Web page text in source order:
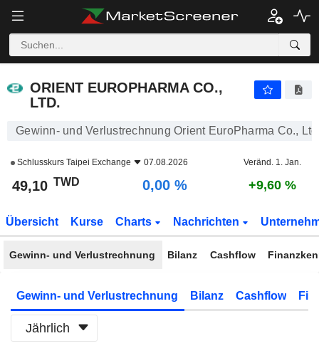
ORIENT EUROPHARMA CO.,
LTD.
Gewinn- und Verlustrechnung Orient EuroPharma Co.,
Schlusskurs Taipei Exchange 07.08.2026 Veränd. 1. Jan.
49,10 TWD 0,00 % +9,60 %
Übersicht Kurse Charts Nachrichten
Gewinn- und Verlustrechnung Bilanz Cashflow
Gewinn- und Verlustrechnung Bilanz Cashflow
Jährlich